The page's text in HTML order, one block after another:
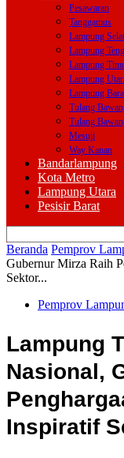
Pesawaran
Tanggamus
Lampung
Lampung
Lampung
Lampung
Lampung
Tulang
Tulang
Mesuji
Way Kanan
Bandarlampung
Kota Metro
Lampung Utara
Pesisir Barat
Beranda Pemprov
Gubernur Mirza Raih
Sektor...
Pemprov
Lampung
Nasional,
Inspiratif